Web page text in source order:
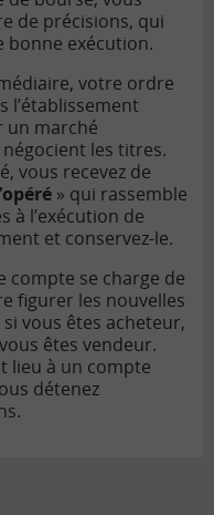
de précisions, qui
bonne exécution.
votre ordre
l’établissement
un marché
les titres.
vous recevez de
» qui rassemble
à l’exécution de
et conservez-le.
compte se charge de
figurer les nouvelles
si vous êtes acheteur,
êtes vendeur.
lieu à un compte
détenez